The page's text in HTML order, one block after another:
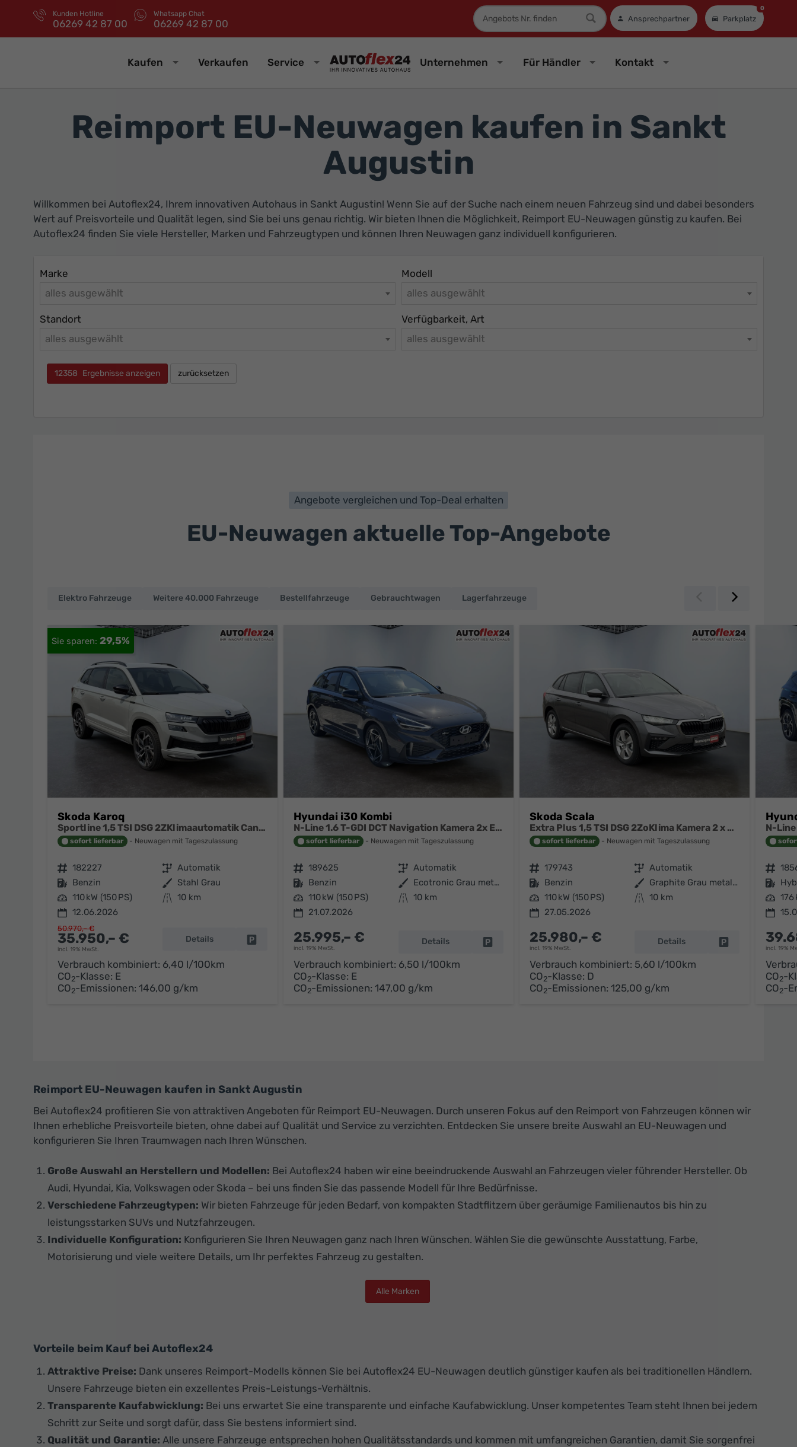
Kunden Hotline
06269 42 87 00
Whatsapp Chat
06269 42 87 00
Fahrzeugnummer
Ansprechpartner Parkplatz
0
Kaufen Verkaufen Service Unternehmen Für Händler Kontakt
Reimport EU-Neuwagen kaufen in Sankt
Augustin
Willkommen bei Autoflex24, Ihrem innovativen Autohaus in Sankt Augustin! Wenn Sie auf der Suche nach einem neuen Fahrzeug sind und dabei besonders
Wert auf Preisvorteile und Qualität legen, sind Sie bei uns genau richtig. Wir bieten Ihnen die Möglichkeit, Reimport EU-Neuwagen günstig zu kaufen. Bei
Autoflex24 finden Sie viele Hersteller, Marken und Fahrzeugtypen und können Ihren Neuwagen ganz individuell konfigurieren.
Marke
alles ausgewählt
Modell
alles ausgewählt
Standort
alles ausgewählt
Verfügbarkeit, Art
alles ausgewählt
12358 Ergebnisse anzeigen zurücksetzen
Angebote vergleichen und Top-Deal erhalten
EU-Neuwagen aktuelle Top-Angebote
Neuwagen
und
deutsche
Fahrzeuge
Top-
Preisen
Elektro Fahrzeuge Weitere 40.000 Fahrzeuge Bestellfahrzeuge Gebrauchtwagen Lagerfahrzeuge Zurück
29,5%
Skoda Karoq
Sportline 1,5 TSI DSG 2ZKlimaautomatik Canton Anhängerkupplung Totewinkel Assistent 2 x Einparkhilfe Kamera 19 Zoll Felgen adaptiver Tempomat 5J Garantie
sofort lieferbar Neuwagen mit Tageszulassung
Fahrzeugnr. 182227 Getriebe Automatik
Kraftstoff Benzin Außenfarbe Stahl Grau
Leistung 110 kW (150 PS) Kilometerstand 10 km
12.06.2026
35.950,– €
incl. 19% MwSt.
50.970,– €
Details Fahrzeug parken
Verbrauch kombiniert: 6,40 l/100km
CO2-Klasse: E
CO2-Emissionen: 146,00 g/km
Hyundai i30 Kombi
N-Line 1.6 T-GDI DCT Navigation Kamera 2x Einparkhilfe 18 Zoll 2Zonenklima
sofort lieferbar Neuwagen mit Tageszulassung
Fahrzeugnr. 189625 Getriebe Automatik
Kraftstoff Benzin Außenfarbe
Ecotronic Grau metallic
Leistung 110 kW (150 PS) Kilometerstand 10 km
21.07.2026
25.995,– €
incl. 19% MwSt.
Details Fahrzeug parken
Verbrauch kombiniert: 6,50 l/100km
CO2-Klasse: E
CO2-Emissionen: 147,00 g/km
Skoda Scala
Extra Plus 1,5 TSI DSG 2ZoKlima Kamera 2 x PDC Sitzheizung 5j Garantie Dig Cockpit
sofort lieferbar Neuwagen mit Tageszulassung
Fahrzeugnr. 179743 Getriebe Automatik
Kraftstoff Benzin Außenfarbe
Graphite Grau metallic
Leistung 110 kW (150 PS) Kilometerstand 10 km
27.05.2026
25.980,– €
incl. 19% MwSt.
Details Fahrzeug parken
Verbrauch kombiniert: 5,60 l/100km
CO2-Klasse: D
CO2-Emissionen: 125,00 g/km
Fahrzeugnr.
Kraftstoff
Leistung 176
incl. 19%
CO2-
CO2-
Reimport EU-Neuwagen kaufen in Sankt Augustin
Bei Autoflex24 profitieren Sie von attraktiven Angeboten für Reimport EU-Neuwagen. Durch unseren Fokus auf den Reimport von Fahrzeugen können wir
Ihnen erhebliche Preisvorteile bieten, ohne dabei auf Qualität und Service zu verzichten. Entdecken Sie unsere breite Auswahl an EU-Neuwagen und
konfigurieren Sie Ihren Traumwagen nach Ihren Wünschen.
Große Auswahl an Herstellern und Modellen: Bei Autoflex24 haben wir eine beeindruckende Auswahl an Fahrzeugen vieler führender Hersteller. Ob
Audi, Hyundai, Kia, Volkswagen oder Skoda – bei uns finden Sie das passende Modell für Ihre Bedürfnisse.
Verschiedene Fahrzeugtypen: Wir bieten Fahrzeuge für jeden Bedarf, von kompakten Stadtflitzern über geräumige Familienautos bis hin zu
leistungsstarken SUVs und Nutzfahrzeugen.
Individuelle Konfiguration: Konfigurieren Sie Ihren Neuwagen ganz nach Ihren Wünschen. Wählen Sie die gewünschte Ausstattung, Farbe,
Motorisierung und viele weitere Details, um Ihr perfektes Fahrzeug zu gestalten.
Alle Marken
Vorteile beim Kauf bei Autoflex24
Attraktive Preise: Dank unseres Reimport-Modells können Sie bei Autoflex24 EU-Neuwagen deutlich günstiger kaufen als bei traditionellen Händlern.
Unsere Fahrzeuge bieten ein exzellentes Preis-Leistungs-Verhältnis.
Transparente Kaufabwicklung: Bei uns erwartet Sie eine transparente und einfache Kaufabwicklung. Unser kompetentes Team steht Ihnen bei jedem
Schritt zur Seite und sorgt dafür, dass Sie bestens informiert sind.
Qualität und Garantie: Alle unsere Fahrzeuge entsprechen hohen Qualitätsstandards und kommen mit umfangreichen Garantien, damit Sie sorgenfrei